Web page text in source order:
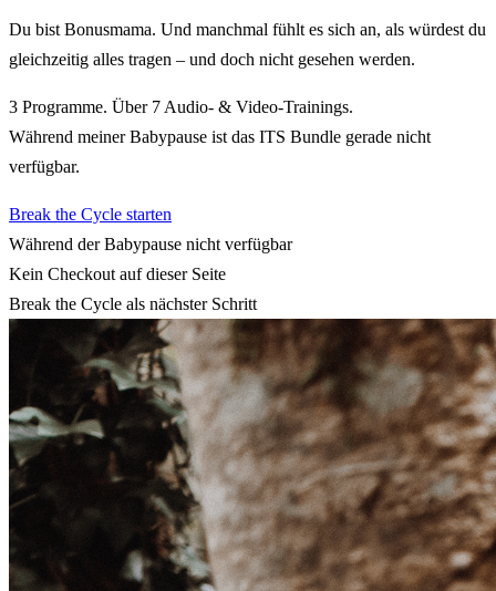
Du bist Bonusmama. Und manchmal fühlt es sich an, als würdest du
gleichzeitig alles tragen – und doch nicht gesehen werden.
3 Programme. Über 7 Audio- & Video-Trainings.
Während meiner Babypause ist das ITS Bundle gerade nicht
verfügbar.
Break the Cycle starten
Während der Babypause nicht verfügbar
Kein Checkout auf dieser Seite
Break the Cycle als nächster Schritt